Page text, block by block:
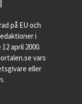
på EU och
i
april 2000.
vars
eller